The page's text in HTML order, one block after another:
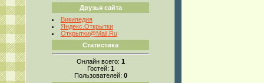
Друзья сайта
Википедия
Яндекс.Открытки
Открытки@Mail.Ru
Статистика
Онлайн всего: 1
Гостей: 1
Пользователей: 0